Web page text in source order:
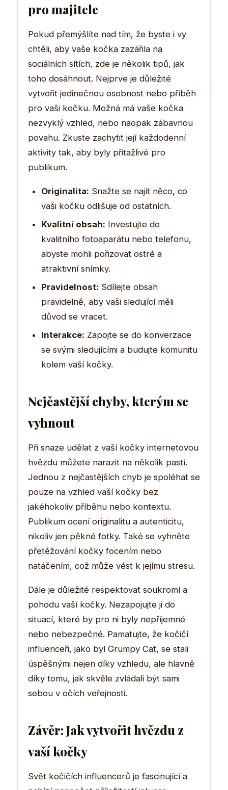
pro majitele
Pokud přemýšlíte nad tím, že byste i vy
chtěli, aby vaše kočka zazářila na
sociálních sítích, zde je několik tipů, jak
toho dosáhnout. Nejprve je důležité
vytvořit jedinečnou osobnost nebo příběh
pro vaši kočku. Možná má vaše kočka
nezvyklý vzhled, nebo naopak zábavnou
povahu. Zkuste zachytit její každodenní
aktivity tak, aby byly přitažlivé pro
publikum.
Originalita: Snažte se najít něco, co
vaši kočku odlišuje od ostatních.
Kvalitní obsah: Investujte do
kvalitního fotoaparátu nebo telefonu,
abyste mohli pořizovat ostré a
atraktivní snímky.
Pravidelnost: Sdílejte obsah
pravidelně, aby vaši sledující měli
důvod se vracet.
Interakce: Zapojte se do konverzace
se svými sledujícími a budujte komunitu
kolem vaší kočky.
Nejčastější chyby, kterým se
vyhnout
Při snaze udělat z vaší kočky internetovou
hvězdu můžete narazit na několik pastí.
Jednou z nejčastějších chyb je spoléhat se
pouze na vzhled vaší kočky bez
jakéhokoliv příběhu nebo kontextu.
Publikum ocení originalitu a autenticitu,
nikoliv jen pěkné fotky. Také se vyhněte
přetěžování kočky focením nebo
natáčením, což může vést k jejímu stresu.
Dále je důležité respektovat soukromí a
pohodu vaší kočky. Nezapojujte ji do
situací, které by pro ni byly nepříjemné
nebo nebezpečné. Pamatujte, že kočičí
influenceři, jako byl Grumpy Cat, se stali
úspěšnými nejen díky vzhledu, ale hlavně
díky tomu, jak skvěle zvládali být sami
sebou v očích veřejnosti.
Závěr: Jak vytvořit hvězdu z
vaší kočky
Svět kočičích influencerů je fascinující a